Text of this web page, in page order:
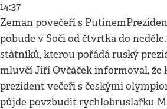
14:37
Zeman povečeří s
pobude v Soči od čtvrtka do
státníků, kterou pořádá ruský
mluvčí Jiří Ovčáček informoval, že
prezident večeři s českými
půjde povzbudit rychlobruslařku